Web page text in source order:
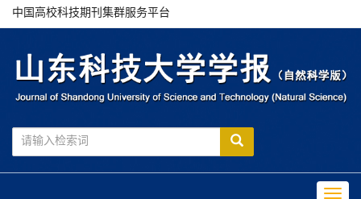
中国高校科技期刊集群服务平台